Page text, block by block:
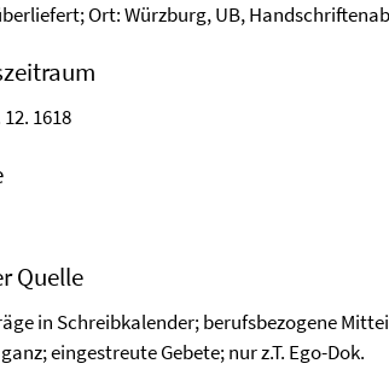
Ort: Würzburg, UB,
1618
Quelle
in Schreibkalender; berufsbezogene
eingestreute Gebete; nur z.T. Ego-Dok.